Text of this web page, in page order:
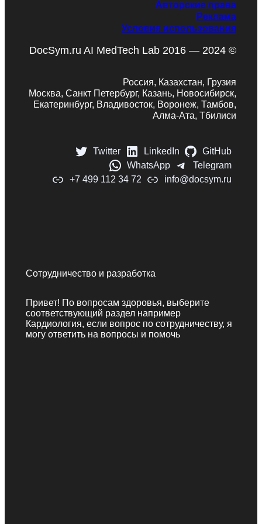
Авторские права
Реклама
Условия использования
DocSym.ru AI MedTech Lab 2016 — 2024 ©
Россия, Казахстан, Грузия
Москва, Санкт Петербург, Казань, Новосибирск,
Екатеринбург, Владивосток, Воронеж, Тамбов,
Алма-Ата, Тбилиси
Twitter LinkedIn
GitHub
WhatsApp
Telegram
+7 499 112 34 72
info@docsym.ru
Сотрудничество и разработка
Привет! По вопросам здоровья, выберите
соответствующий раздел например
Кардиология, если вопрос по сотрудничеству, я
могу ответить на вопросы и помочь